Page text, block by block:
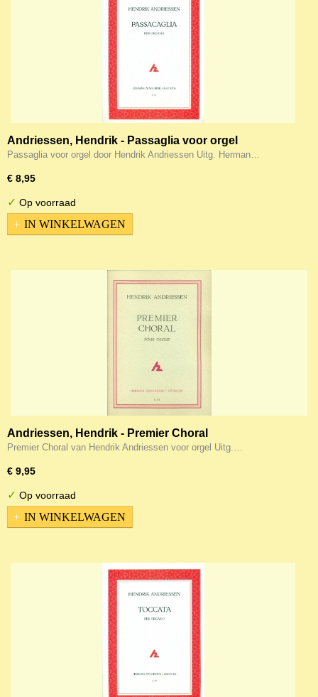
Andriessen, Hendrik - Passaglia voor orgel
Passaglia voor orgel door Hendrik Andriessen Uitg. Herman…
€ 8,95
✓ Op voorraad
IN WINKELWAGEN
Andriessen, Hendrik - Premier Choral
Premier Choral van Hendrik Andriessen voor orgel Uitg.…
€ 9,95
✓ Op voorraad
IN WINKELWAGEN